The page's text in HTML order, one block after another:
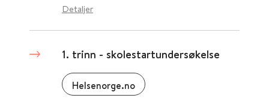
Detaljer
1. trinn - skolestartundersøkelse
Helsenorge.no